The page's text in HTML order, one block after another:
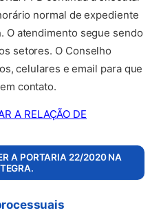
normal de expediente
O atendimento segue sendo
setores. O Conselho
celulares e email para que
contato.
A RELAÇÃO DE
A PORTARIA 22/2020 NA